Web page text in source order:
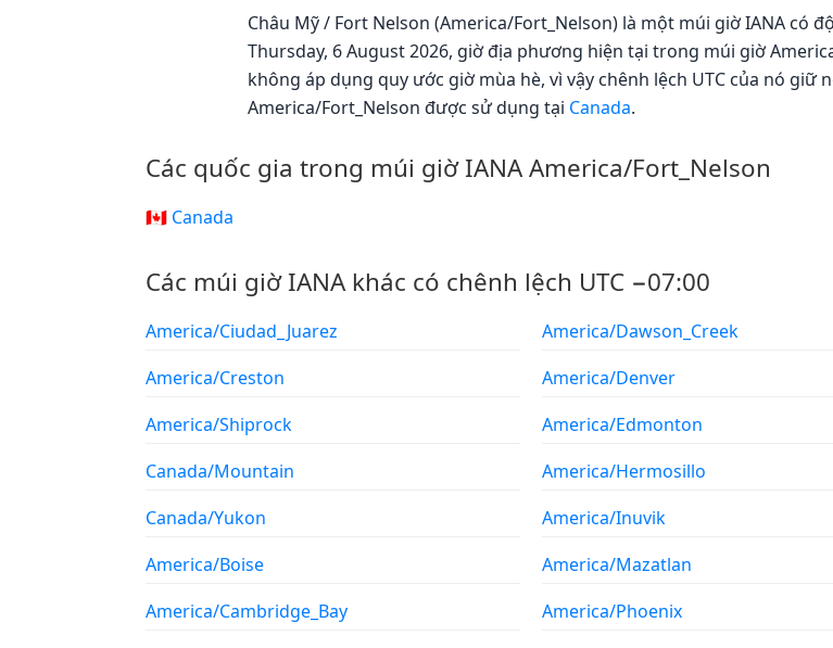
Châu Mỹ / Fort Nelson (America/Fort_Nelson) là một múi giờ IANA có
Thursday, 6 August 2026, giờ địa phương hiện tại trong múi giờ
không áp dụng quy ước giờ mùa hè, vì vậy chênh lệch UTC của nó giữ
America/Fort_Nelson được sử dụng tại Canada.
Các quốc gia trong múi giờ IANA America/Fort_Nelson
🇨🇦 Canada
Các múi giờ IANA khác có chênh lệch UTC −07:00
America/Ciudad_Juarez
America/Creston
America/Shiprock
Canada/Mountain
Canada/Yukon
America/Boise
America/Cambridge_Bay
America/Dawson_Creek
America/Denver
America/Edmonton
America/Hermosillo
America/Inuvik
America/Mazatlan
America/Phoenix